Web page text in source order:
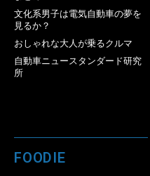
文化系男子は電気自動車の夢を
見るか？
おしゃれな大人が乗るクルマ
自動車ニュースタンダード研究
所
FOODIE